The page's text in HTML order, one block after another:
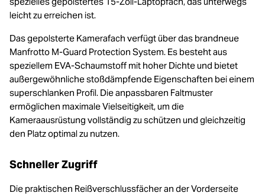
leicht zu erreichen ist.
Das gepolsterte Kamerafach verfügt über das brandneue
Manfrotto M-Guard Protection System. Es besteht aus
speziellem EVA-Schaumstoff mit hoher Dichte und bietet
außergewöhnliche stoßdämpfende Eigenschaften bei einem
superschlanken Profil. Die anpassbaren Faltmuster
ermöglichen maximale Vielseitigkeit, um die
Kameraausrüstung vollständig zu schützen und gleichzeitig
den Platz optimal zu nutzen.
Schneller Zugriff
Die praktischen Reißverschlussfächer an der Vorderseite